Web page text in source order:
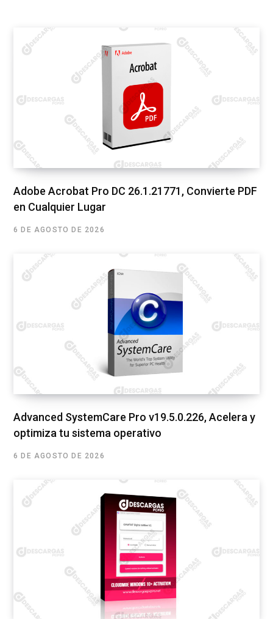
Adobe Acrobat Pro DC 26.1.21771, Convierte PDF
en Cualquier Lugar
6 DE AGOSTO DE 2026
Advanced SystemCare Pro v19.5.0.226, Acelera y
optimiza tu sistema operativo
6 DE AGOSTO DE 2026